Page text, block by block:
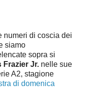
numeri di coscia dei
siamo
sopra si
Frazier Jr. nelle sue
A2, stagione
di domenica